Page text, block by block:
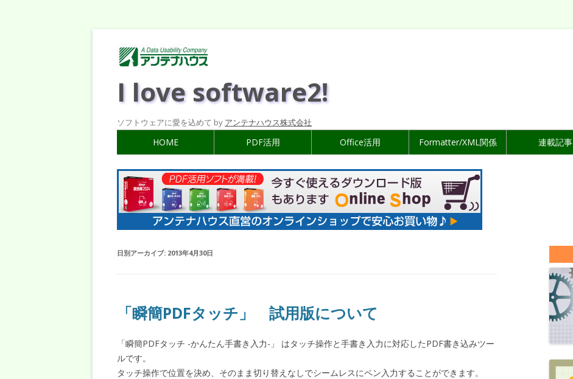
I love software2!
ソフトウェアに愛を込めて by アンテナハウス株式会社
HOME PDF活用 Office活用 Formatter/XML関係 連載記事
日別アーカイブ: 2013年4月30日
「瞬簡PDFタッチ」 試用版について
「瞬簡PDFタッチ -かんたん手書き入力-」 はタッチ操作と手書き入力に対応したPDF書き込みツー
ルです。
タッチ操作で位置を決め、そのまま切り替えなしでシームレスにペン入力することができます。